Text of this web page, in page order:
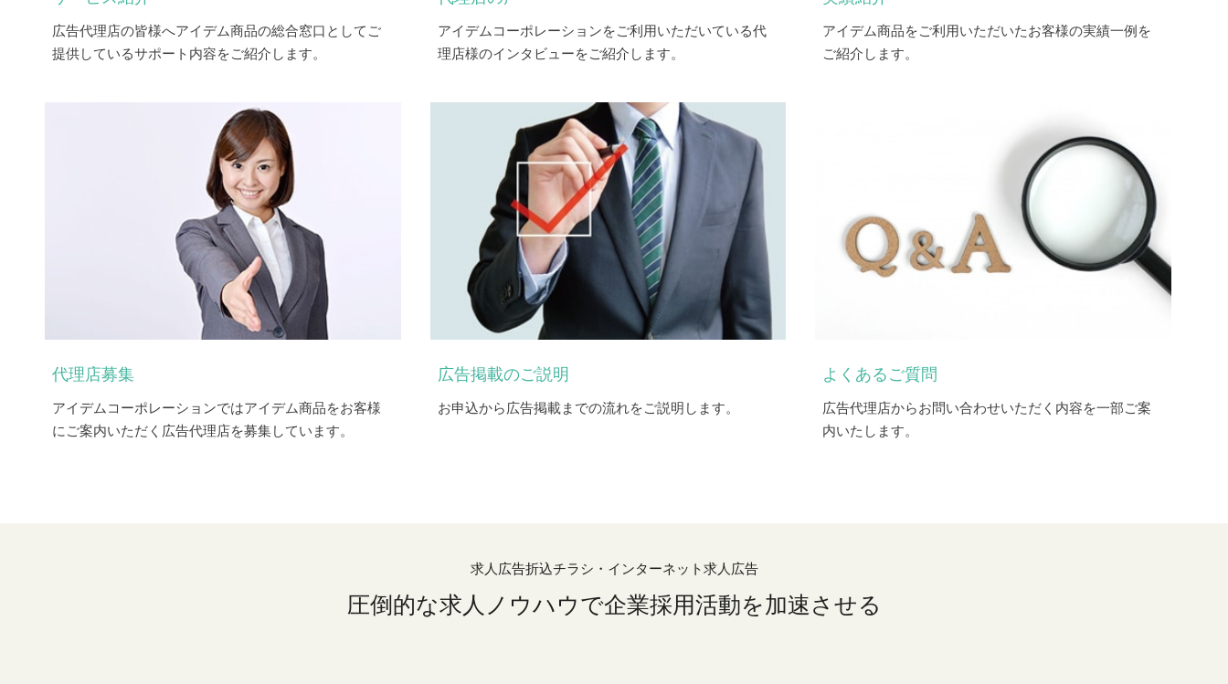
広告代理店の皆様へアイデム商品の総合窓口としてご
提供しているサポート内容をご紹介します。
アイデムコーポレーションをご利用いただいている代
理店様のインタビューをご紹介します。
アイデム商品をご利用いただいたお客様の実績一例を
ご紹介します。
代理店募集
アイデムコーポレーションではアイデム商品をお客様
にご案内いただく広告代理店を募集しています。
広告掲載のご説明
お申込から広告掲載までの流れをご説明します。
よくあるご質問
広告代理店からお問い合わせいただく内容を一部ご案
内いたします。
求人広告折込チラシ・ インターネット求人広告
圧倒的な求人ノウハウで企業採用活動を加速させる